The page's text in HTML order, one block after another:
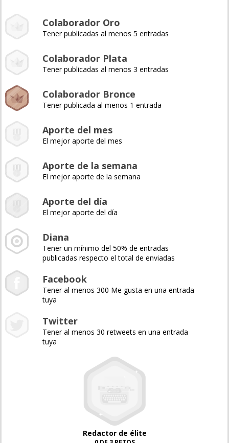
Colaborador Oro
Tener publicadas al menos 5 entradas
Colaborador Plata
Tener publicadas al menos 3 entradas
Colaborador Bronce
Tener publicada al menos 1 entrada
Aporte del mes
El mejor aporte del mes
Aporte de la semana
El mejor aporte de la semana
Aporte del día
El mejor aporte del día
Diana
Tener un mínimo del 50% de entradas
publicadas respecto el total de enviadas
Facebook
Tener al menos 300 Me gusta en una entrada
tuya
Twitter
Tener al menos 30 retweets en una entrada
tuya
Redactor de élite